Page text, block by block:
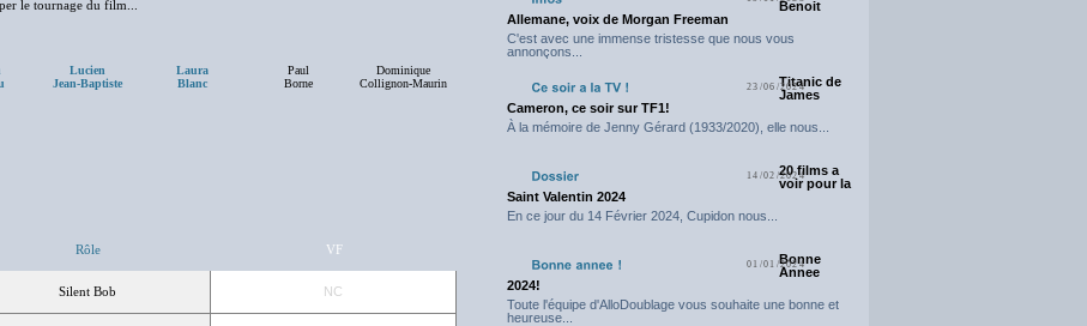
le tournage du film...
Lucien
Jean-Baptiste
Laura
Blanc
Paul
Borne
Dominique
Collignon-Maurin
Rôle VF
Silent Bob NC
Benoit
Allemane, voix de Morgan Freeman
C'est avec une immense tristesse que nous vous
annonçons...
23/06/2024Titanic de
James
Cameron, ce soir sur TF1!
À la mémoire de Jenny Gérard (1933/2020), elle nous...
14/02/202420 films a
voir pour la
Saint Valentin 2024
En ce jour du 14 Février 2024, Cupidon nous...
01/01/2024
Bonne
Annee
2024!
Toute l'équipe d'AlloDoublage vous souhaite une bonne et
heureuse...